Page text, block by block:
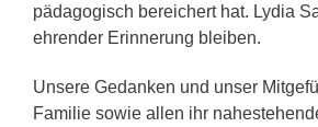
pädagogisch bereichert hat. Lydia
ehrender Erinnerung bleiben.
Unsere Gedanken und unser
Familie sowie allen ihr